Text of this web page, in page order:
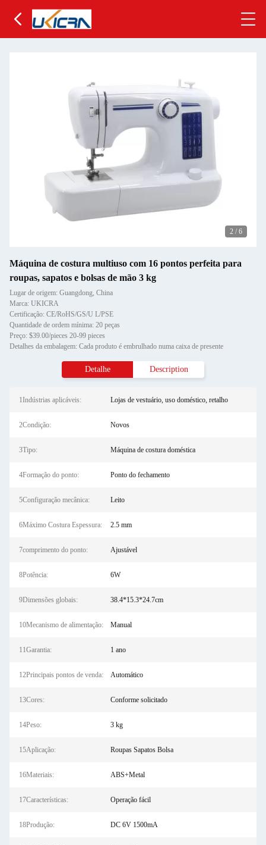
2 / 6
Máquina de costura multiuso com 16 pontos perfeita para
roupas, sapatos e bolsas de mão 3 kg
Lugar de origem: Guangdong, China
Marca: UKICRA
Certificação: CE/RoHS/GS/U L/PSE
Quantidade de ordem mínima: 20 peças
Preço: $39.00/pieces 20-99 pieces
Detalhes da embalagem: Cada produto é embrulhado numa caixa de presente
Detalhe Description
1Indústrias aplicáveis: Lojas de vestuário, uso doméstico, retalho
2Condição: Novos
3Tipo: Máquina de costura doméstica
4Formação do ponto: Ponto do fechamento
5Configuração mecânica: Leito
6Máximo Costura Espessura: 2.5 mm
7comprimento do ponto: Ajustável
8Potência: 6W
9Dimensões globais: 38.4*15.3*24.7cm
10Mecanismo de alimentação: Manual
11Garantia: 1 ano
12Principais pontos de venda: Automático
13Cores: Conforme solicitado
14Peso: 3 kg
15Aplicação: Roupas Sapatos Bolsa
16Materiais: ABS+Metal
17Características: Operação fácil
18Produção: DC 6V 1500mA